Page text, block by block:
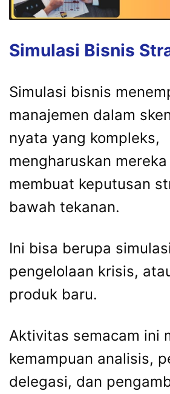
Simulasi Bisnis
Simulasi bisnis
manajemen dalam
nyata yang kompleks,
mengharuskan
membuat keputusan
bawah tekanan.
Ini bisa berupa
pengelolaan krisis,
produk baru.
Aktivitas semacam ini
kemampuan analisis,
delegasi, dan